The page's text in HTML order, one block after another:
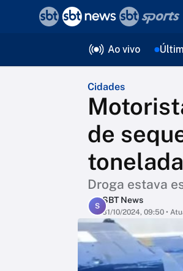
Ao vivo
Cidades
de
Droga estava
S
SBT News
31/10/2024, 09:50 •
voltar
Editorias